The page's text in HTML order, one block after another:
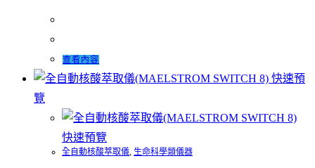
查看內容
快速預
覽
快速預覽
全自動核酸萃取儀 生命科學類儀器